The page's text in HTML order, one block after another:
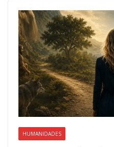
o
o
k
o
n
ar
ti
r
HUMANIDADES